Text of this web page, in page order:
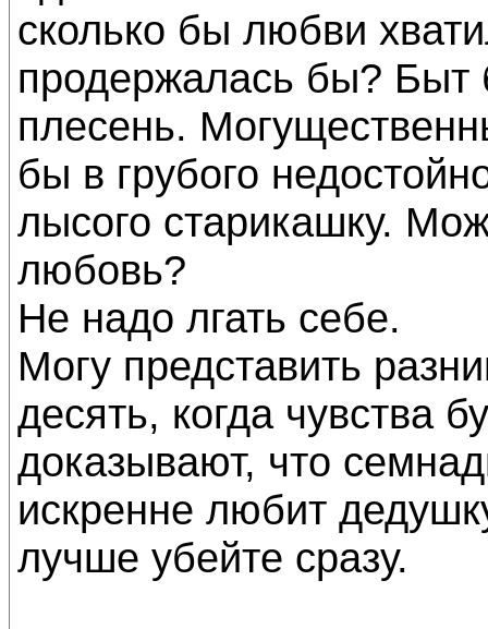
сколько бы любви
продержалась бы?
плесень.
бы в грубого
лысого старикашку.
любовь?
Не надо лгать себе.
Могу представить
десять, когда чувства
доказывают, что
искренне любит
лучше убейте сразу.